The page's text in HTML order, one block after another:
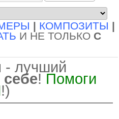
| КОМПОЗИТЫ |
И НЕ ТОЛЬКО С
- лучший
! Помоги
!)